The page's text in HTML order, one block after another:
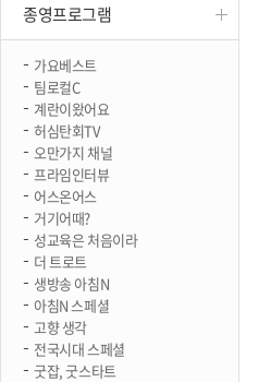
종영프로그램
가요베스트
팀로컬C
계란이왔어요
허심탄회TV
오만가지 채널
프라임인터뷰
어스온어스
거기어때?
성교육은 처음이라
더 트로트
생방송 아침N
아침N 스페셜
고향 생각
전국시대 스페셜
굿잡, 굿스타트